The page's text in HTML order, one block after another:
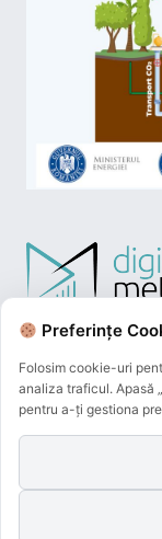
sunt
Preferințe
Folosim cookie-uri
analiza traficul. Apasă
pentru a-ți gestiona